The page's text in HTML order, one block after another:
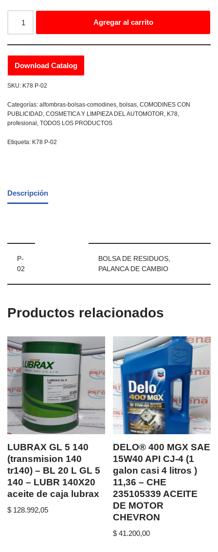
Agregar al carrito
Download Catalog
SKU: K78 P-02
Categorías: alfombras-bolsas-comodines, bolsas, COMODINES CON
PUBLICIDAD, COSMETICA Y LIMPIEZA DEL AUTOMOTOR, K78,
profesional , TODOS LOS PRODUCTOS
Etiqueta: K78 P-02
Descripción
P-
02
BOLSA DE RESIDUOS,
PALANCA DE CAMBIO
Productos relacionados
LUBRAX GL 5 140
(transmision 140
tr140) – BL 20 L GL 5
140 – LUBR 140X20
aceite de caja lubrax
$ 128.992,05
DELO® 400 MGX SAE
15W40 API CJ-4 (1
galon casi 4 litros )
11,36 – CHE
235105339 ACEITE
DE MOTOR
CHEVRON
$ 41.200,00